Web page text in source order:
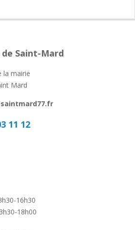
Saint-Mard
la mairie
Mard
11 12
16h30
18h00